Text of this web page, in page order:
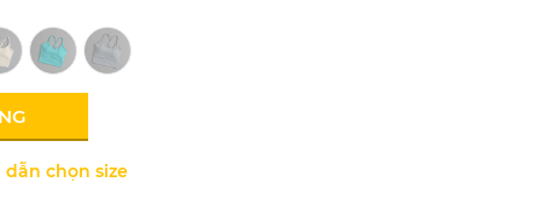
chọn size